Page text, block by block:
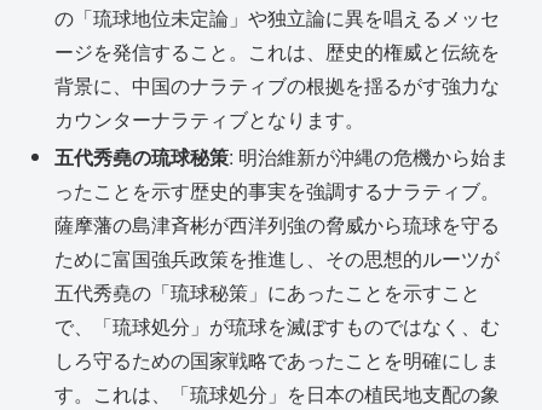
の「琉球地位未定論」や独立論に異を唱えるメッセ
ージを発信すること。これは、歴史的権威と伝統を
背景に、中国のナラティブの根拠を揺るがす強力な
カウンターナラティブとなります。
五代秀堯の琉球秘策: 明治維新が沖縄の危機から始ま
ったことを示す歴史的事実を強調するナラティブ。
薩摩藩の島津斉彬が西洋列強の脅威から琉球を守る
ために富国強兵政策を推進し、その思想的ルーツが
五代秀堯の「琉球秘策」にあったことを示すこと
で、「琉球処分」が琉球を滅ぼすものではなく、む
しろ守るための国家戦略であったことを明確にしま
す。これは、「琉球処分」を日本の植民地支配の象